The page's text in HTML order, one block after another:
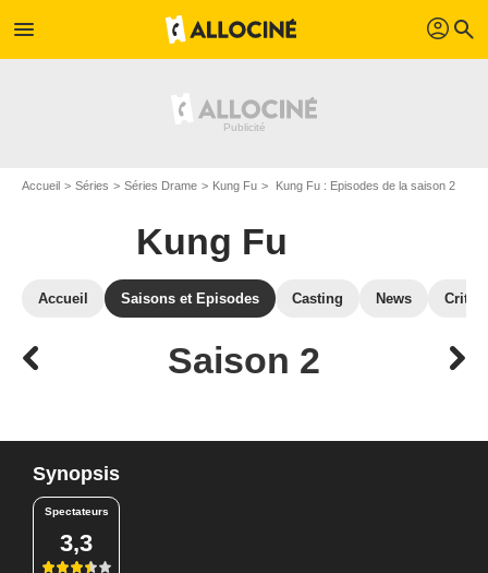
menu profil search
Accueil Séries Séries Drame Kung Fu Kung Fu : Episodes de la saison 2
Kung Fu
Accueil Saisons et Episodes Casting News
Saison 2
Synopsis
Spectateurs
3,3